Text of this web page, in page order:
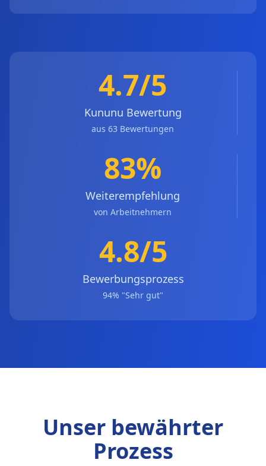
4.7/5
Kununu Bewertung
aus 63 Bewertungen
83%
Weiterempfehlung
von Arbeitnehmern
4.8/5
Bewerbungsprozess
94% "Sehr gut"
Unser bewährter
Prozess